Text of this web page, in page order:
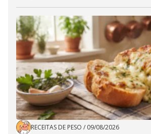
RECEITAS DE PESO / 09/08/2026